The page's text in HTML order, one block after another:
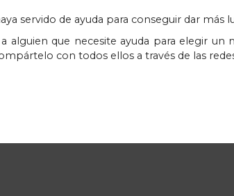
servido de ayuda para conseguir dar más
alguien que necesite ayuda para elegir un
con todos ellos a través de las